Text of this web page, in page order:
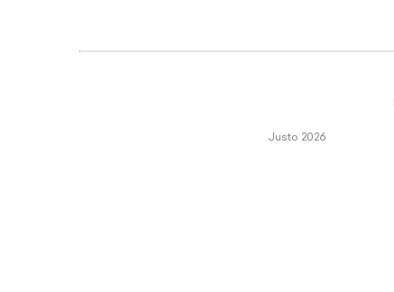
Justo 2026